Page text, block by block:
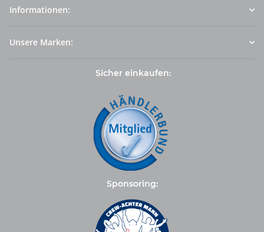
Informationen:
Unsere Marken:
Sicher einkaufen:
Sponsoring: